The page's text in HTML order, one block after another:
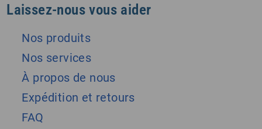
Laissez-nous vous aider
Nos produits
Nos services
À propos de nous
Expédition et retours
FAQ